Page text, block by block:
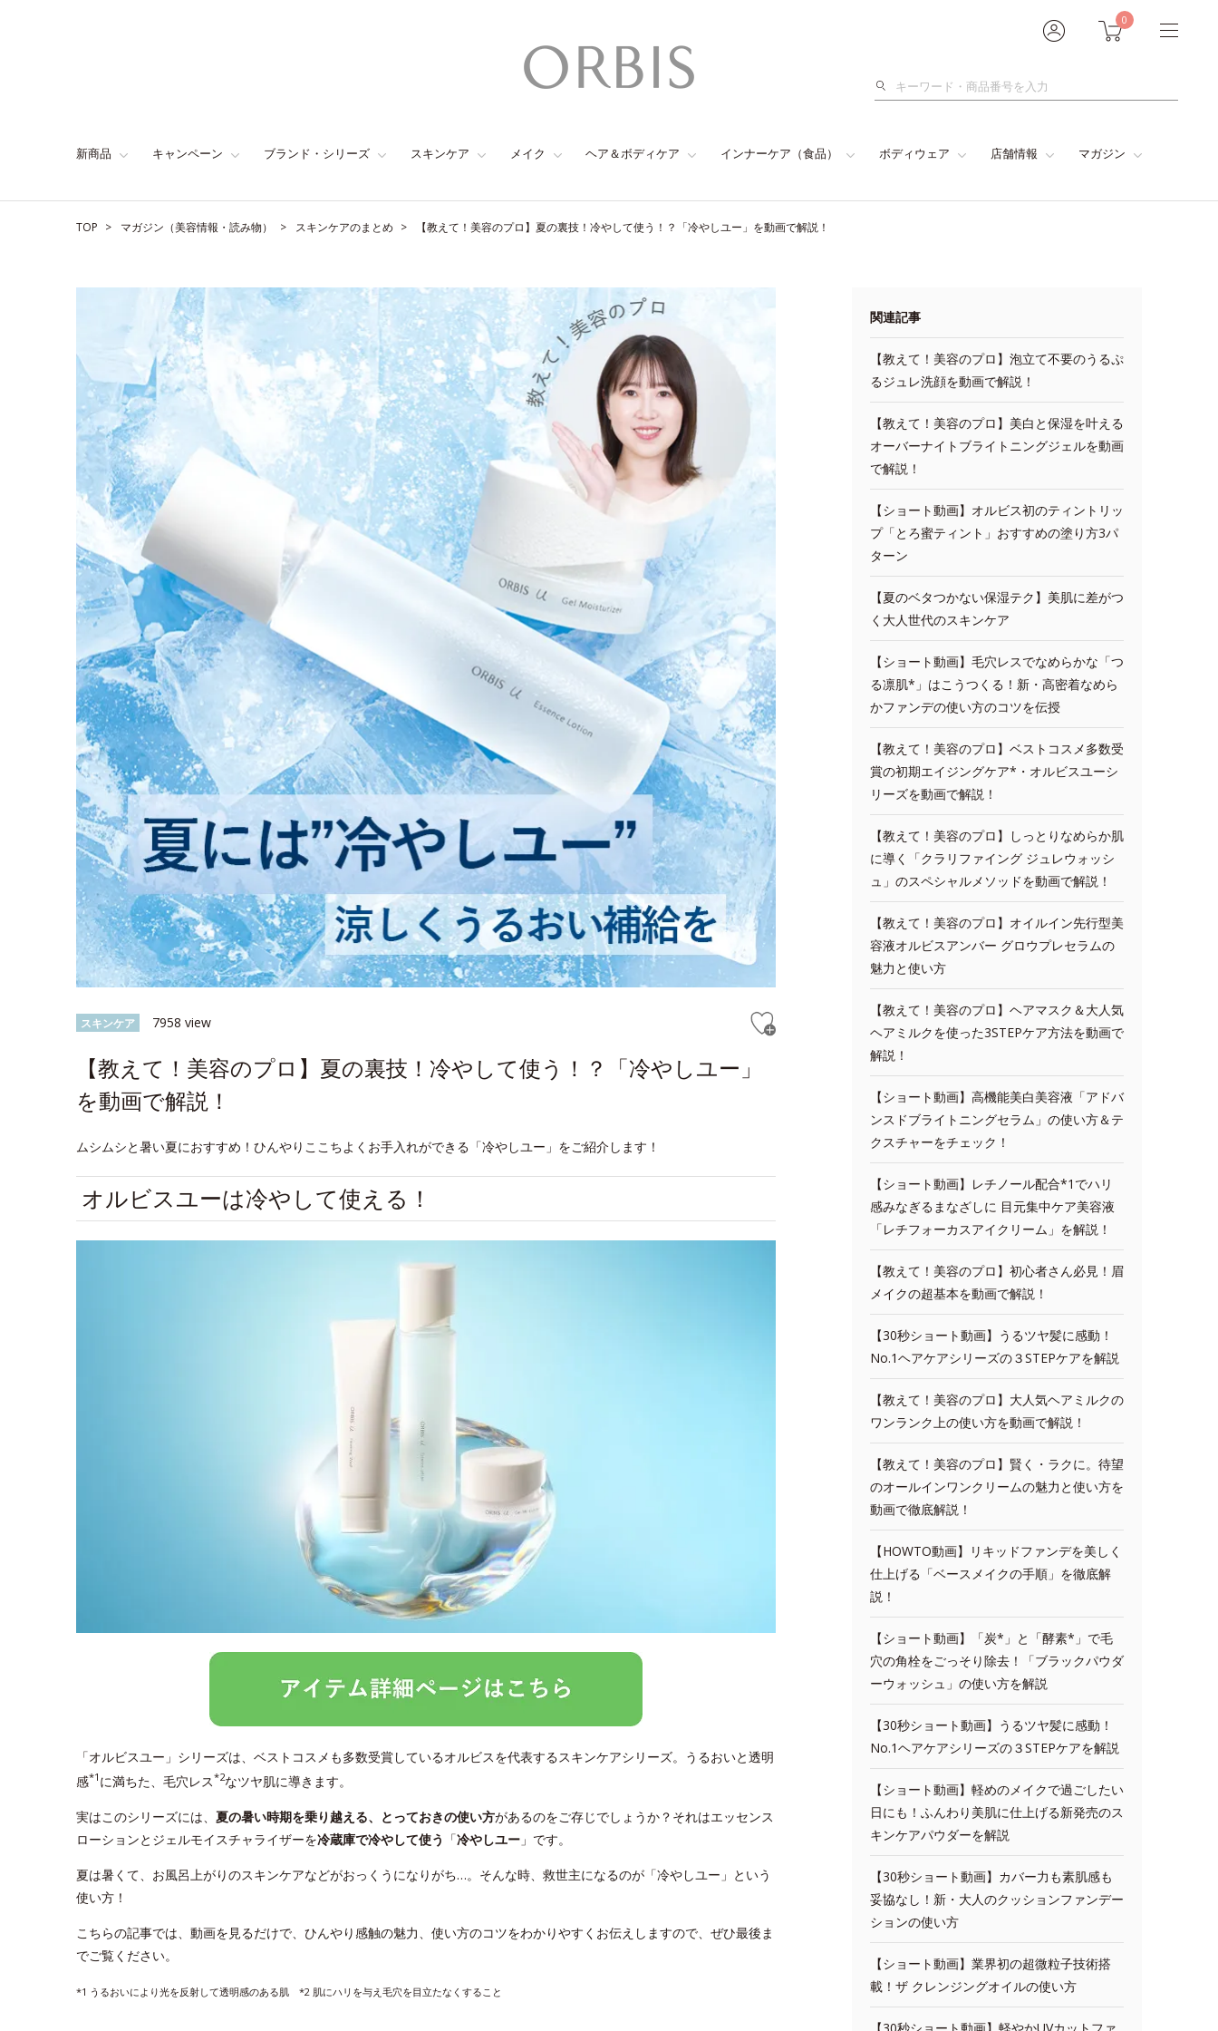
0
検
新商品 キャンペーン ブランド・シリーズ スキンケア メイク ヘア＆ボディケア インナーケア（食品） ボディウェア 店舗情報 マガジン
TOP マガジン（美容情報・読み物） スキンケアのまとめ 【教えて！美容のプロ】夏の裏技！冷やして使う！？「冷やしユー」を動画で解説！
スキンケア 7958 view
【教えて！美容のプロ】夏の裏技！冷やして使う！？「冷やしユー」
を動画で解説！
ムシムシと暑い夏におすすめ！ひんやりここちよくお手入れができる「冷やしユー」をご紹介します！
オルビスユーは冷やして使える！
「オルビスユー」シリーズは、ベストコスメも多数受賞しているオルビスを代表するスキンケアシリーズ。うるおいと透明
感*1 に満ちた、毛穴レス*2なツヤ肌に導きます。
実はこのシリーズには、 夏の暑い時期を乗り越える、とっておきの使い方があるのをご存じでしょうか？それはエッセンス
ローションとジェルモイスチャライザーを冷蔵庫で冷やして使う 「冷やしユー 」です。
夏は暑くて、お風呂上がりのスキンケアなどがおっくうになりがち…。そんな時、救世主になるのが「冷やしユー」という
使い方！
こちらの記事では、動画を見るだけで、ひんやり感触の魅力、使い方のコツをわかりやすくお伝えしますので、ぜひ最後ま
でご覧ください。
*1 うるおいにより光を反射して透明感のある肌 *2 肌にハリを与え毛穴を目立たなくすること
関連記事
【教えて！美容のプロ】泡立て不要のうるぷ
るジュレ洗顔を動画で解説！
【教えて！美容のプロ】美白と保湿を叶える
オーバーナイトブライトニングジェルを動画
で解説！
【ショート動画】オルビス初のティントリッ
プ「とろ蜜ティント」おすすめの塗り方3パ
ターン
【夏のベタつかない保湿テク】美肌に差がつ
く大人世代のスキンケア
【ショート動画】毛穴レスでなめらかな「つ
る凛肌*」はこうつくる！新・高密着なめら
かファンデの使い方のコツを伝授
【教えて！美容のプロ】ベストコスメ多数受
賞の初期エイジングケア*・オルビスユーシ
リーズを動画で解説！
【教えて！美容のプロ】しっとりなめらか肌
に導く「クラリファイング ジュレウォッシ
ュ」のスペシャルメソッドを動画で解説！
【教えて！美容のプロ】オイルイン先行型美
容液オルビスアンバー グロウプレセラムの
魅力と使い方
【教えて！美容のプロ】ヘアマスク＆大人気
ヘアミルクを使った3STEPケア方法を動画で
解説！
【ショート動画】高機能美白美容液「アドバ
ンスドブライトニングセラム」の使い方＆テ
クスチャーをチェック！
【ショート動画】レチノール配合*1でハリ
感みなぎるまなざしに 目元集中ケア美容液
「レチフォーカスアイクリーム」を解説！
【教えて！美容のプロ】初心者さん必見！眉
メイクの超基本を動画で解説！
【30秒ショート動画】うるツヤ髪に感動！
No.1ヘアケアシリーズの３STEPケアを解説
【教えて！美容のプロ】大人気ヘアミルクの
ワンランク上の使い方を動画で解説！
【教えて！美容のプロ】賢く・ラクに。待望
のオールインワンクリームの魅力と使い方を
動画で徹底解説！
【HOWTO動画】リキッドファンデを美しく
仕上げる「ベースメイクの手順」を徹底解
説！
【ショート動画】「炭*」と「酵素*」で毛
穴の角栓をごっそり除去！「ブラックパウダ
ーウォッシュ」の使い方を解説
【30秒ショート動画】うるツヤ髪に感動！
No.1ヘアケアシリーズの３STEPケアを解説
【ショート動画】軽めのメイクで過ごしたい
日にも！ふんわり美肌に仕上げる新発売のス
キンケアパウダーを解説
【30秒ショート動画】カバー力も素肌感も
妥協なし！新・大人のクッションファンデー
ションの使い方
【ショート動画】業界初の超微粒子技術搭
載！ザ クレンジングオイルの使い方